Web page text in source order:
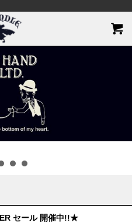
セール 開催中!!★